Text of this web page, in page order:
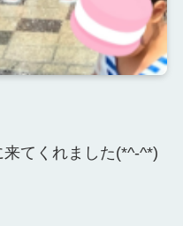
てくれました(*^-^*)